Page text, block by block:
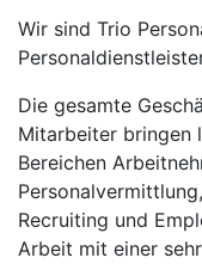
Wir sind Trio
Die gesamte
Mitarbeiter bringen
Bereichen
Recruiting und
Arbeit mit einer